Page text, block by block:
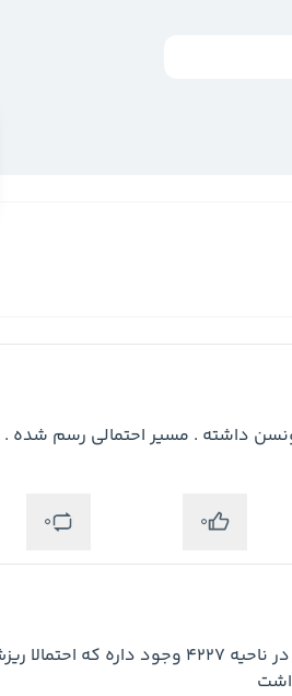
داشته . مسیر احتمالی رسم شده . حد
0
0